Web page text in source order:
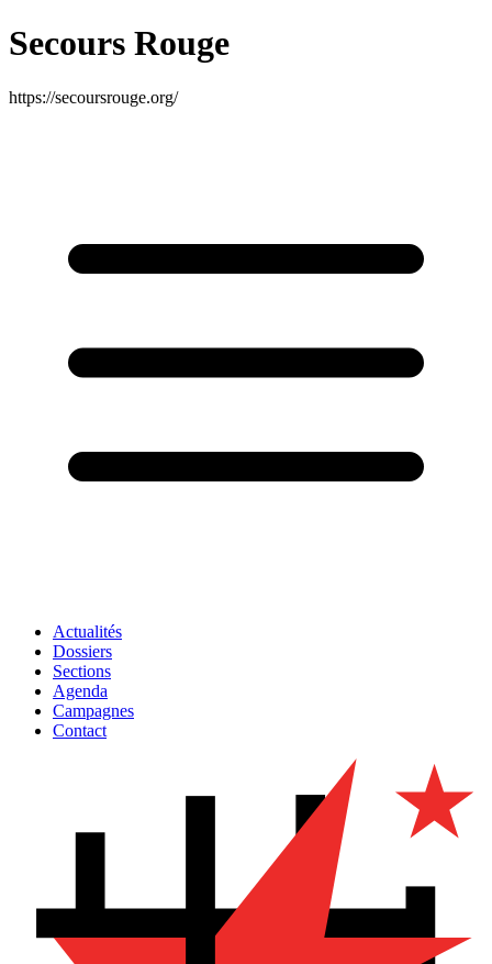
Secours Rouge
https://secoursrouge.org/
Actualités
Dossiers
Sections
Agenda
Campagnes
Contact